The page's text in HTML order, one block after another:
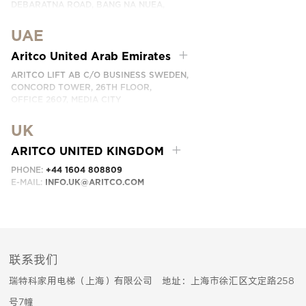
DEBARATNA ROAD, BANG NA NUEA,
PHONE:
EMAIL:INFO.SEA@ARITCO.COM
UAE
Aritco United Arab Emirates
ARITCO LIFT AB C/O BUSINESS SWEDEN,
CONCORD TOWER, 26TH FLOOR,
OFFICE 2607, MEDIA CITY
EMAIL:
UK
ARITCO UNITED KINGDOM
PHONE: +44 1604 808809
E-MAIL: INFO.UK@ARITCO.COM
联系我们
瑞特科家用电梯（上海）有限公司 地址：上海市徐汇区文定路258
号7幢